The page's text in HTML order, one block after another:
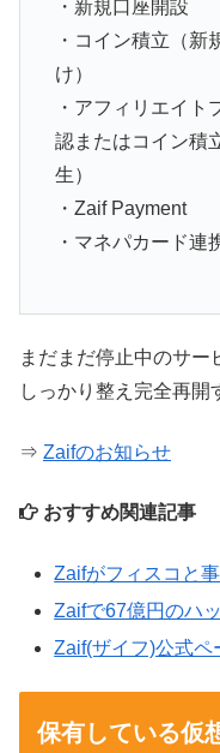
・新規口座開設
・コイン積立（新
け）
・アフィリエイト
認またはコイン積
生）
・Zaif Payment
・マネパカード連
まだまだ停止中のサー
しっかり整え完全再
⇒ Zaifのお知らせ
おすすめ関連記事
Zaifがフィスコと
Zaifで67億円のハ
Zaif(ザイフ)公式ペ
保有している仮